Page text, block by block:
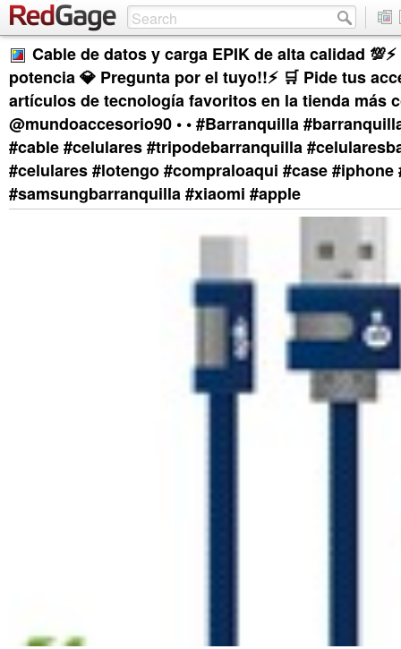
Cable de datos y carga EPIK de alta calidad
potencia 💎 Pregunta por el tuyo!!⚡ 🛒 Pide tus
artículos de tecnología favoritos en la tienda más
@mundoaccesorio90 • • #Barranquilla
#cable #celulares #tripodebarranquilla
#celulares #lotengo #compraloaqui #case #iphone
#samsungbarranquilla #xiaomi #apple